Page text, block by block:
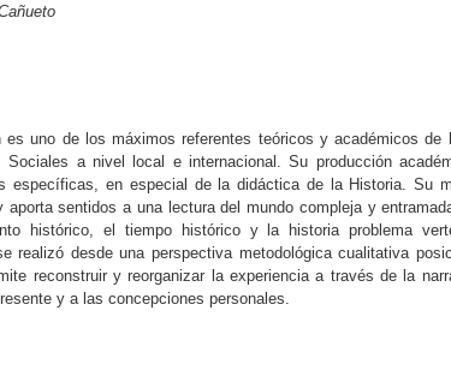
es uno de los máximos referentes teóricos y académicos de
Sociales a nivel local e internacional. Su producción
específicas, en especial de la didáctica de la Historia. Su
sentidos a una lectura del mundo compleja y
histórico, el tiempo histórico y la historia problema
realizó desde una perspectiva metodológica cualitativa
reconstruir y reorganizar la experiencia a través de la
y a las concepciones personales.